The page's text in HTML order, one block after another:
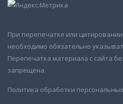
При перепечатке или
необходимо обязательно
Перепечатка материала с сайта
запрещена.
Политика обработки